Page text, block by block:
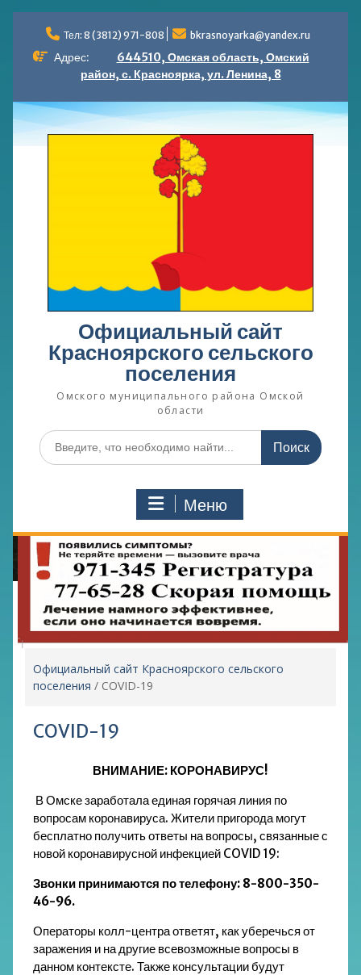
содержимому
Тел: 8 (3812) 971-808 bkrasnoyarka@yandex.ru
Адрес:
644510, Омская область, Омский
район, с. Красноярка, ул. Ленина, 8
Официальный сайт
Красноярского сельского
поселения
Омского муниципального района Омской
области
Поиск
по:
Меню
Официальный сайт Красноярского сельского
поселения / COVID-19
COVID-19
ВНИМАНИЕ: КОРОНАВИРУС!
В Омске заработала единая горячая линия по
вопросам коронавируса. Жители пригорода могут
бесплатно получить ответы на вопросы, связанные с
новой коронавирусной инфекцией COVID 19:
Звонки принимаются по телефону: 8-800-350-
46-96.
Операторы колл-центра ответят, как уберечься от
заражения и на другие всевозможные вопросы в
данном контексте. Также консультации будут